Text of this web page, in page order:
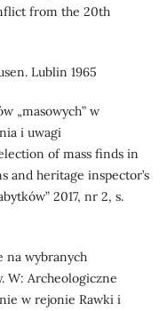
from the 20th
Lublin 1965
„masowych” w
i uwagi
of mass finds in
and heritage inspector’s
2017, nr 2, s.
na wybranych
W: Archeologiczne
w rejonie Rawki i